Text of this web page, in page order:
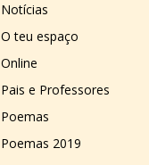
Notícias
O teu espaço
Online
Pais e Professores
Poemas
Poemas 2019